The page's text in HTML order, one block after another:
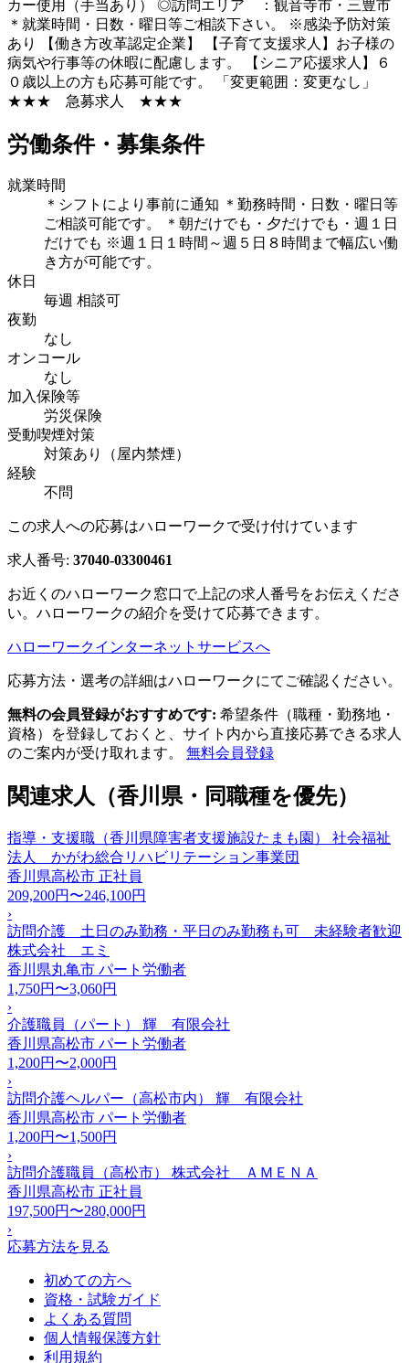
カー使用（手当あり） ◎訪問エリア ：観音寺市・三豊市
＊就業時間・日数・曜日等ご相談下さい。 ※感染予防対策
あり 【働き方改革認定企業】 【子育て支援求人】お子様の
病気や行事等の休暇に配慮します。 【シニア応援求人】６
０歳以上の方も応募可能です。 「変更範囲：変更なし」
★★★ 急募求人 ★★★
労働条件・募集条件
就業時間
＊シフトにより事前に通知 ＊勤務時間・日数・曜日等
ご相談可能です。 ＊朝だけでも・夕だけでも・週１日
だけでも ※週１日１時間～週５日８時間まで幅広い働
き方が可能です。
休日
毎週 相談可
夜勤
なし
オンコール
なし
加入保険等
労災保険
受動喫煙対策
対策あり（屋内禁煙）
経験
不問
この求人への応募はハローワークで受け付けています
求人番号: 37040-03300461
お近くのハローワーク窓口で上記の求人番号をお伝えくださ
い。ハローワークの紹介を受けて応募できます。
ハローワークインターネットサービスへ
応募方法・選考の詳細はハローワークにてご確認ください。
無料の会員登録がおすすめです: 希望条件（職種・勤務地・
資格）を登録しておくと、サイト内から直接応募できる求人
のご案内が受け取れます。 無料会員登録
関連求人（香川県・同職種を優先）
指導・支援職（香川県障害者支援施設たまも園） 社会福祉
法人 かがわ総合リハビリテーション事業団
香川県高松市 正社員
209,200円〜246,100円
›
訪問介護 土日のみ勤務・平日のみ勤務も可 未経験者歓迎
株式会社 エミ
香川県丸亀市 パート労働者
1,750円〜3,060円
›
介護職員（パート） 輝 有限会社
香川県高松市 パート労働者
1,200円〜2,000円
›
訪問介護ヘルパー（高松市内） 輝 有限会社
香川県高松市 パート労働者
1,200円〜1,500円
›
訪問介護職員（高松市） 株式会社 ＡＭＥＮＡ
香川県高松市 正社員
197,500円〜280,000円
›
応募方法を見る
初めての方へ
資格・試験ガイド
よくある質問
個人情報保護方針
利用規約